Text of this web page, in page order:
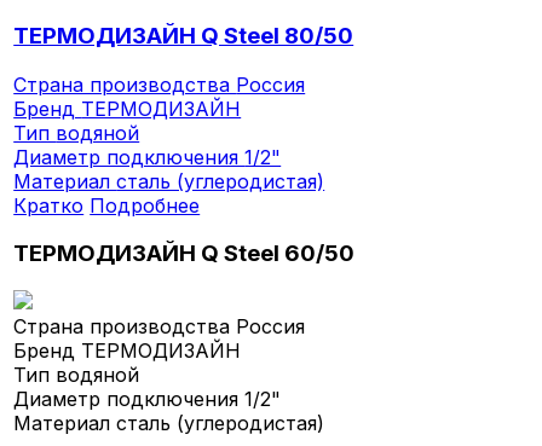
ТЕРМОДИЗАЙН Q Steel 80/50
Страна производства Россия
Бренд ТЕРМОДИЗАЙН
Тип водяной
Диаметр подключения1/2"
Материалсталь (углеродистая)
Кратко Подробнее
ТЕРМОДИЗАЙН Q Steel 60/50
Страна производства Россия
Бренд ТЕРМОДИЗАЙН
Тип водяной
Диаметр подключения1/2"
Материалсталь (углеродистая)